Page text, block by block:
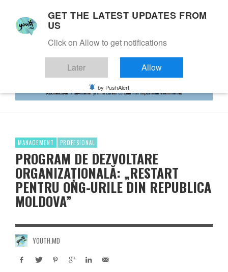
MANAGEMENT PROFESIONAL
PROGRAM DE DEZVOLTARE
ORGANIZAȚIONALĂ: „RESTART
PENTRU ONG-URILE DIN REPUBLICA
MOLDOVA”
YOUTH.MD
GET THE LATEST UPDATES FROM
US
Click on Allow to get notifications
Later Allow
by PushAlert